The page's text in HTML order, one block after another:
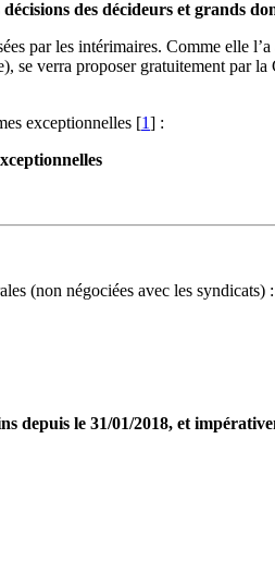
des décideurs et grands
par les intérimaires. Comme elle
verra proposer gratuitement par
exceptionnelles [1] :
(non négociées avec les syndicats)
depuis le 31/01/2018, et